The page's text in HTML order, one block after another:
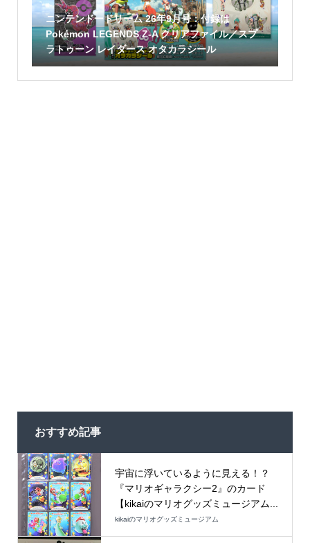
ニンテンドードリーム 26年9月号：付録は
Pokémon LEGENDS Z-A クリアファイル／スプ
ラトゥーン レイダース オタカラシール
おすすめ記事
宇宙に浮いているように見える！？
『マリオギャラクシー2』のカード
【kikaiのマリオグッズミュージアム...
kikaiのマリオグッズミュージアム